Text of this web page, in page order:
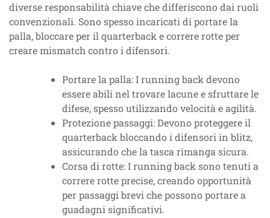
diverse responsabilità chiave che differiscono dai ruoli
convenzionali. Sono spesso incaricati di portare la
palla, bloccare per il quarterback e correre rotte per
creare mismatch contro i difensori.
Portare la palla: I running back devono
essere abili nel trovare lacune e sfruttare le
difese, spesso utilizzando velocità e agilità.
Protezione passaggi: Devono proteggere il
quarterback bloccando i difensori in blitz,
assicurando che la tasca rimanga sicura.
Corsa di rotte: I running back sono tenuti a
correre rotte precise, creando opportunità
per passaggi brevi che possono portare a
guadagni significativi.